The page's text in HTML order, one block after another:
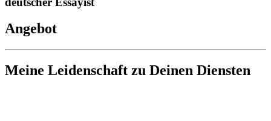
Angebot
Meine Leidenschaft zu Deinen Diensten